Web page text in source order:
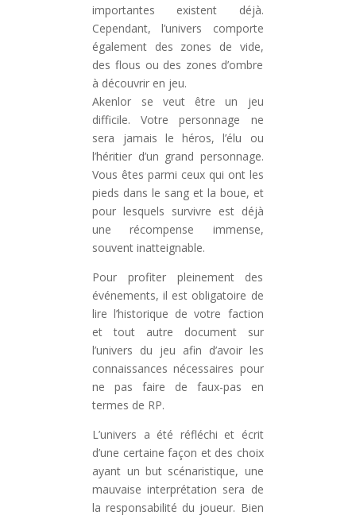
importantes existent déjà.
Cependant, l’univers comporte
également des zones de vide,
des flous ou des zones d’ombre
à découvrir en jeu.
Akenlor se veut être un jeu
difficile. Votre personnage ne
sera jamais le héros, l’élu ou
l’héritier d’un grand personnage.
Vous êtes parmi ceux qui ont les
pieds dans le sang et la boue, et
pour lesquels survivre est déjà
une récompense immense,
souvent inatteignable.
Pour profiter pleinement des
événements, il est obligatoire de
lire l’historique de votre faction
et tout autre document sur
l’univers du jeu afin d’avoir les
connaissances nécessaires pour
ne pas faire de faux-pas en
termes de RP.
L’univers a été réfléchi et écrit
d’une certaine façon et des choix
ayant un but scénaristique, une
mauvaise interprétation sera de
la responsabilité du joueur. Bien